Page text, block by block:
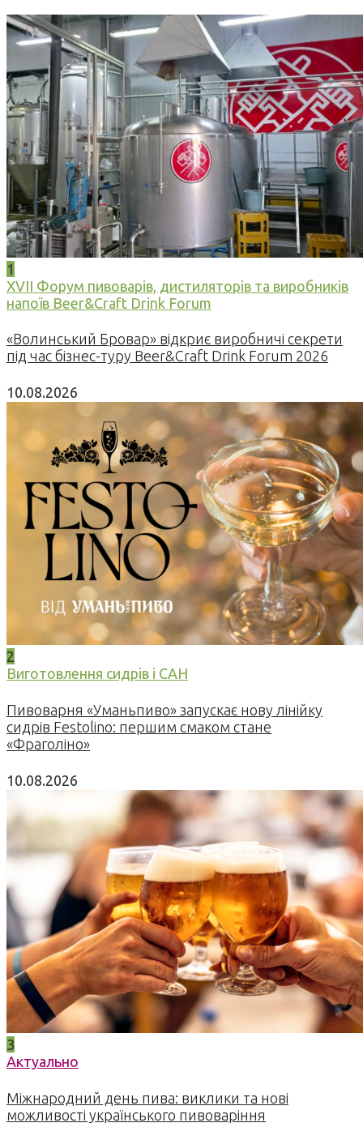
1
XVII Форум пивоварів, дистиляторів та виробників
напоїв Beer&Craft Drink Forum
«Волинський Бровар» відкриє виробничі секрети
під час бізнес-туру Beer&Craft Drink Forum 2026
10.08.2026
2
Виготовлення сидрів і САН
Пивоварня «Уманьпиво» запускає нову лінійку
сидрів Festolino: першим смаком стане
«Фраголіно»
10.08.2026
3
Актуально
Міжнародний день пива: виклики та нові
можливості українського пивоваріння